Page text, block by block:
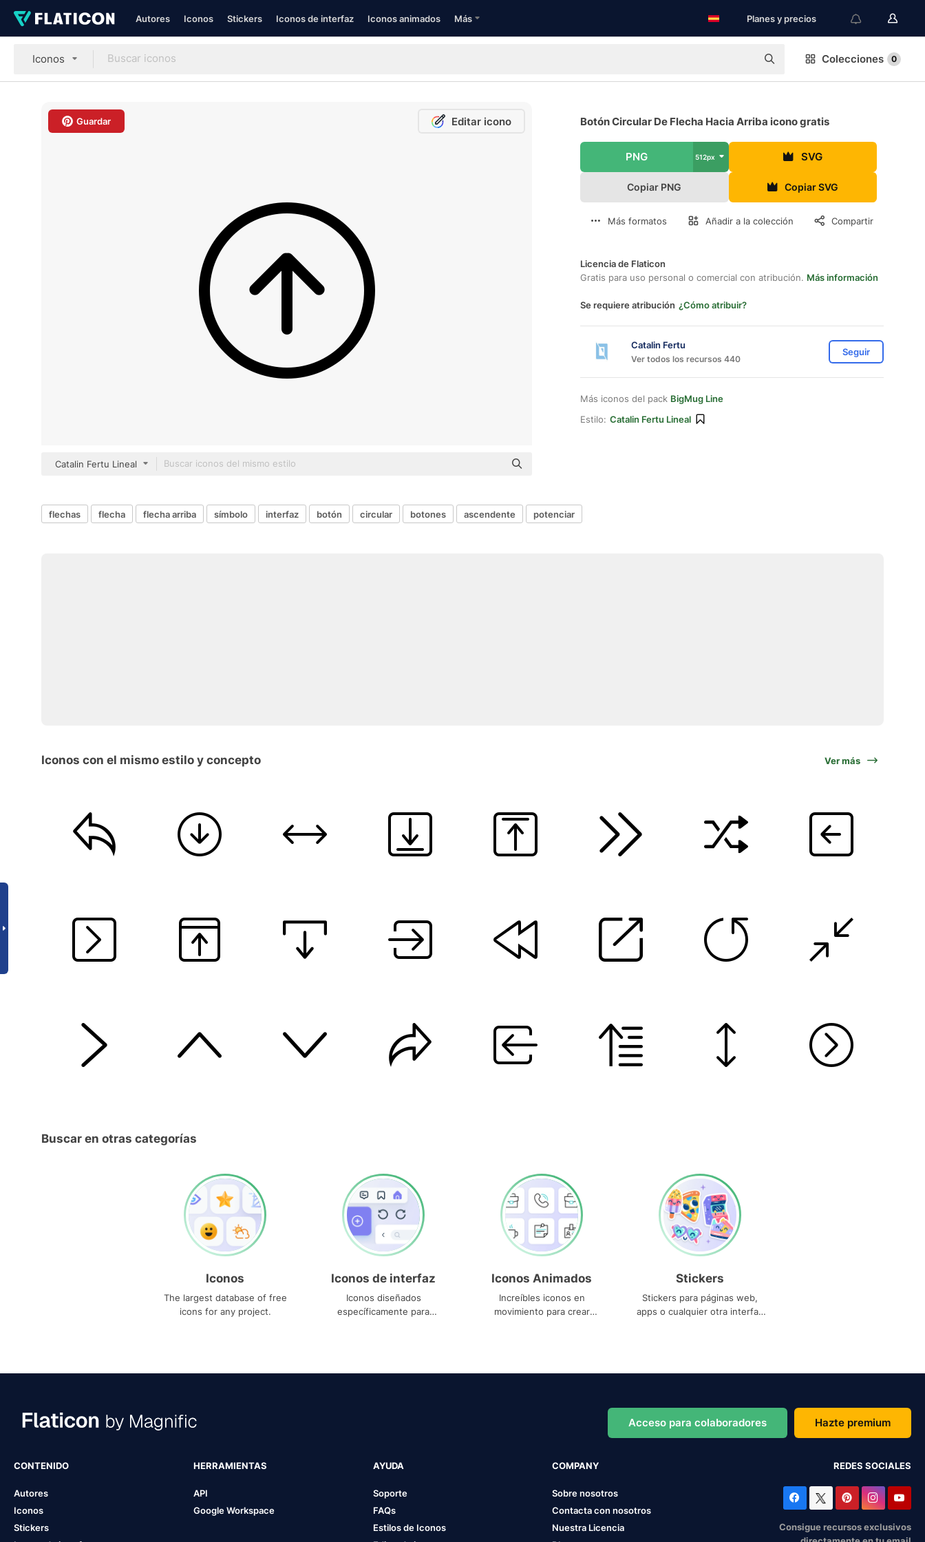
Autores Iconos Stickers Iconos de interfaz Iconos animados Más Planes y precios
Iconos Colecciones 0
Guardar Editar icono
Catalin Fertu Lineal
Botón Circular De Flecha Hacia Arriba icono gratis
PNG 512px SVG
Copiar PNG Copiar SVG
Más formatos Añadir a la colección Compartir
Licencia de Flaticon
Gratis para uso personal o comercial con atribución. Más información
Se requiere atribución ¿Cómo atribuir?
Catalin Fertu
Ver todos los recursos 440
Seguir
Más iconos del pack BigMug Line
Estilo: Catalin Fertu Lineal
flechas flecha flecha arriba símbolo interfaz botón circular botones ascendente potenciar
Iconos con el mismo estilo y concepto Ver más
Buscar en otras categorías
Iconos
The largest database of free
icons for any project.
Iconos de interfaz
Iconos diseñados
específicamente para
Iconos Animados
Increíbles iconos en
movimiento para crear
Stickers
Stickers para páginas web,
apps o cualquier otra interfaz
Acceso para colaboradores Hazte premium
CONTENIDO
Autores
Iconos
Stickers
HERRAMIENTAS
API
Google Workspace
AYUDA
Soporte
FAQs
Estilos de Iconos
COMPANY
Sobre nosotros
Contacta con nosotros
Nuestra Licencia
REDES SOCIALES
Consigue recursos exclusivos